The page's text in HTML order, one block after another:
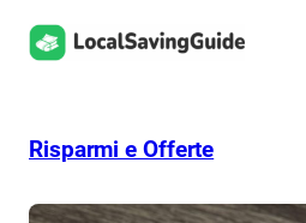
Risparmi e Offerte